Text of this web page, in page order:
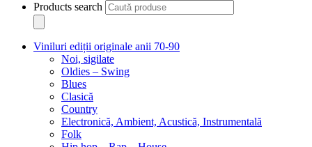
Products search
Viniluri ediții originale anii 70-90
Noi, sigilate
Oldies – Swing
Blues
Clasică
Country
Electronică, Ambient, Acustică, Instrumentală
Folk